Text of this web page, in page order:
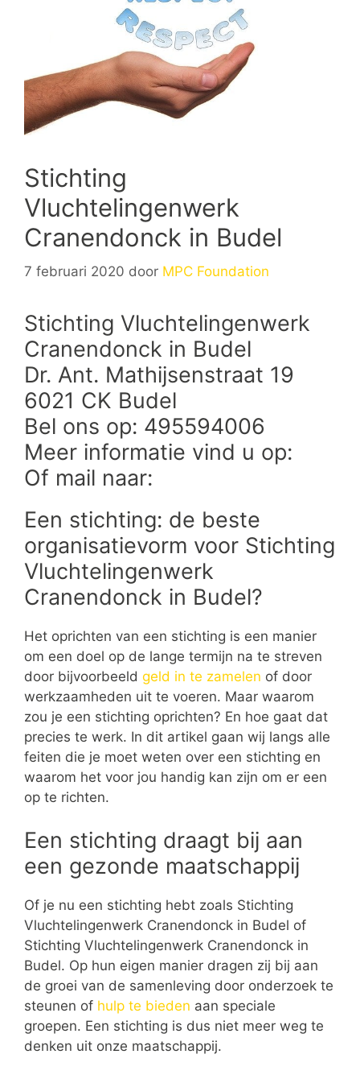
Stichting
Vluchtelingenwerk
Cranendonck in Budel
7 februari 2020 door MPC Foundation
Stichting Vluchtelingenwerk
Cranendonck in Budel
Dr. Ant. Mathijsenstraat 19
6021 CK Budel
Bel ons op: 495594006
Meer informatie vind u op:
Of mail naar:
Een stichting: de beste
organisatievorm voor Stichting
Vluchtelingenwerk
Cranendonck in Budel?
Het oprichten van een stichting is een manier
om een doel op de lange termijn na te streven
door bijvoorbeeld geld in te zamelen of door
werkzaamheden uit te voeren. Maar waarom
zou je een stichting oprichten? En hoe gaat dat
precies te werk. In dit artikel gaan wij langs alle
feiten die je moet weten over een stichting en
waarom het voor jou handig kan zijn om er een
op te richten.
Een stichting draagt bij aan
een gezonde maatschappij
Of je nu een stichting hebt zoals Stichting
Vluchtelingenwerk Cranendonck in Budel of
Stichting Vluchtelingenwerk Cranendonck in
Budel. Op hun eigen manier dragen zij bij aan
de groei van de samenleving door onderzoek te
steunen of hulp te bieden aan speciale
groepen. Een stichting is dus niet meer weg te
denken uit onze maatschappij.